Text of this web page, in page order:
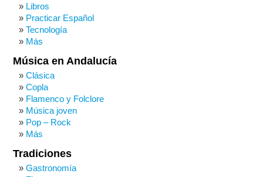
Libros
Practicar Español
Tecnología
Más
Música en Andalucía
Clásica
Copla
Flamenco y Folclore
Música joven
Pop – Rock
Más
Tradiciones
Gastronomía